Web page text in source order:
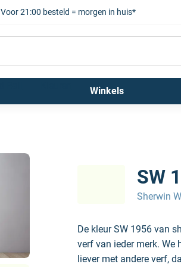
Voor 21:00 besteld = morgen in huis*
Winkels
SW
Sherwin
De kleur SW 1956 van
verf van ieder merk. We
liever met andere verf,